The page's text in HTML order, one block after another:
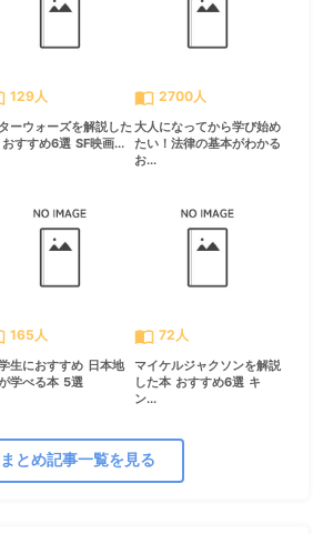
129人
ーウォーズを解説した
すすめ6選 SF映画...
import_contacts 2700人
大人になってから学び始め
たい！法律の基本がわかる
お...
165人
生におすすめ 日本地
学べる本 5選
import_contacts 72人
マイケルジャクソンを解説
した本 おすすめ6選 キ
ン...
まとめ記事一覧を見る